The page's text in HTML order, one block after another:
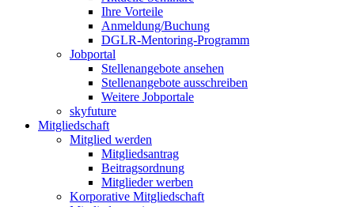
Ihre Vorteile
Anmeldung/Buchung
DGLR-Mentoring-Programm
Jobportal
Stellenangebote ansehen
Stellenangebote ausschreiben
Weitere Jobportale
skyfuture
Mitgliedschaft
Mitglied werden
Mitgliedsantrag
Beitragsordnung
Mitglieder werben
Korporative Mitgliedschaft